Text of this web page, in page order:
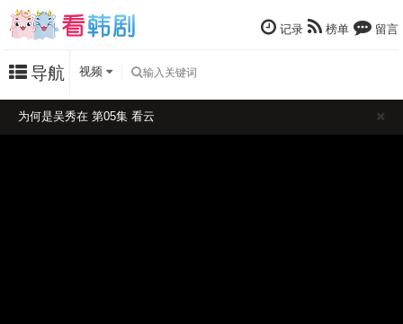
记录 榜单 留言
导航 视频
为何是吴秀在 第05集 看云